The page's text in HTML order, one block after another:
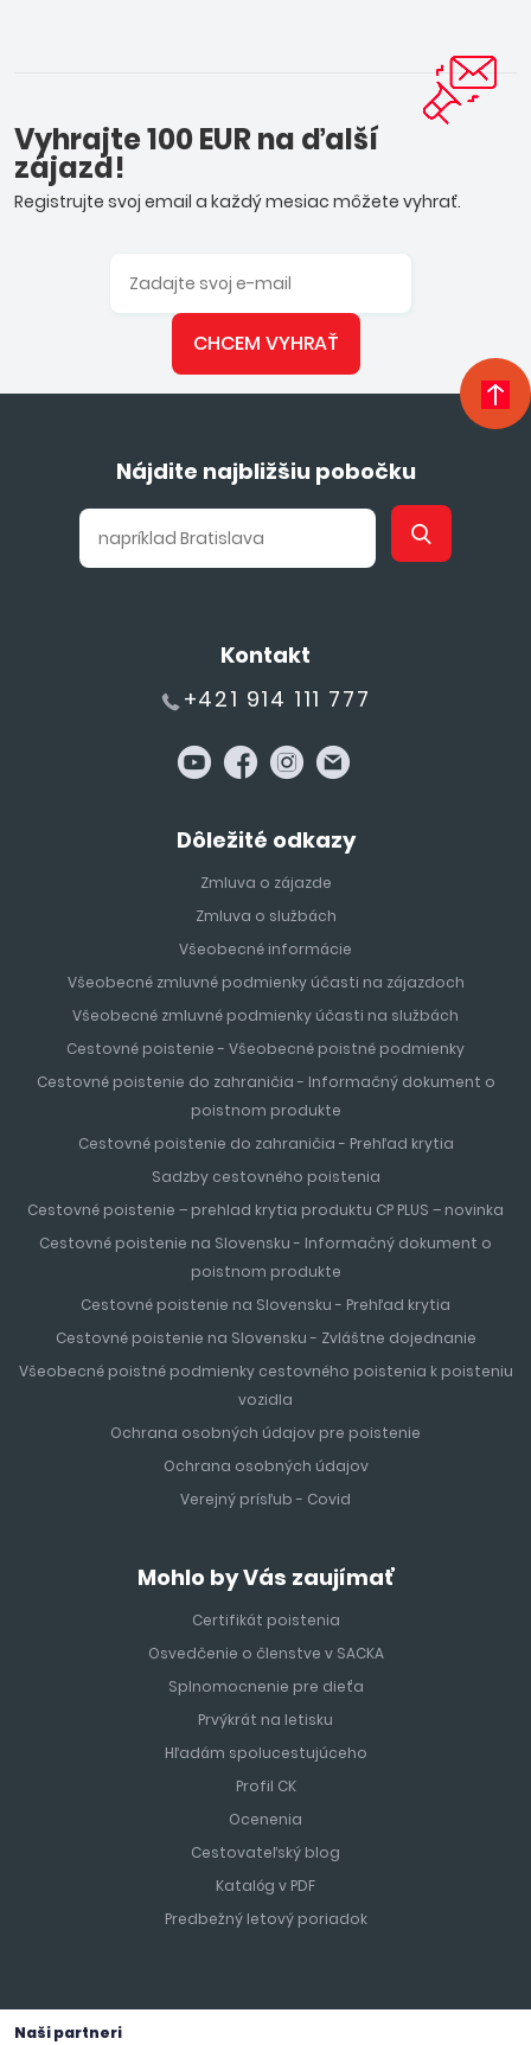
Vyhrajte 100 EUR na ďalší
zájazd!
Registrujte svoj email a každý mesiac môžete vyhrať.
CHCEM VYHRAŤ
Nájdite najbližšiu pobočku
Kontakt
+421 914 111 777
Dôležité odkazy
Zmluva o zájazde
Zmluva o službách
Všeobecné informácie
Všeobecné zmluvné podmienky účasti na zájazdoch
Všeobecné zmluvné podmienky účasti na službách
Cestovné poistenie - Všeobecné poistné podmienky
Cestovné poistenie do zahraničia - Informačný dokument o
poistnom produkte
Cestovné poistenie do zahraničia - Prehľad krytia
Sadzby cestovného poistenia
Cestovné poistenie – prehlad krytia produktu CP PLUS – novinka
Cestovné poistenie na Slovensku - Informačný dokument o
poistnom produkte
Cestovné poistenie na Slovensku - Prehľad krytia
Cestovné poistenie na Slovensku - Zvláštne dojednanie
Všeobecné poistné podmienky cestovného poistenia k poisteniu
vozidla
Ochrana osobných údajov pre poistenie
Ochrana osobných údajov
Verejný prísľub - Covid
Mohlo by Vás zaujímať
Certifikát poistenia
Osvedčenie o členstve v SACKA
Splnomocnenie pre dieťa
Prvýkrát na letisku
Hľadám spolucestujúceho
Profil CK
Ocenenia
Cestovateľský blog
Katalóg v PDF
Predbežný letový poriadok
Naši partneri